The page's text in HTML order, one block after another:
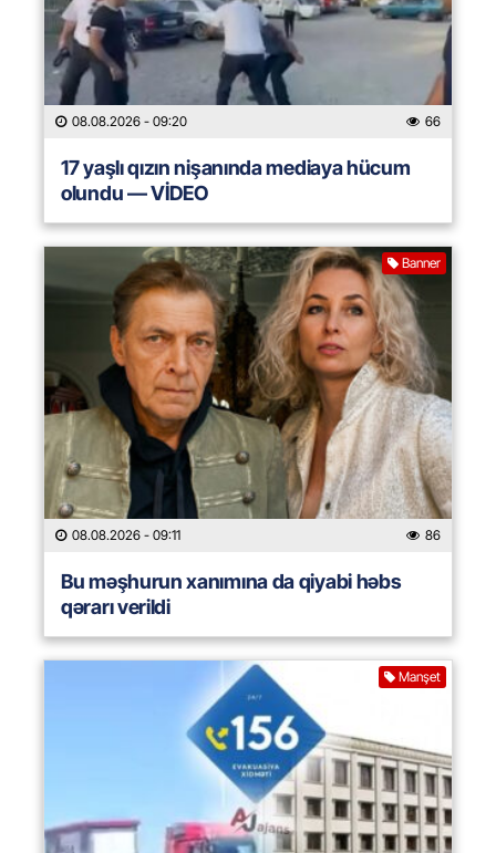
08.08.2026 - 09:20 66
17 yaşlı qızın nişanında mediaya hücum
olundu — VİDEO
Banner
08.08.2026 - 09:11 86
Bu məşhurun xanımına da qiyabi həbs
qərarı verildi
Manşet